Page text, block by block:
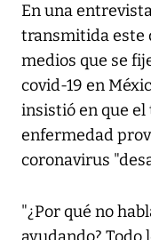
En una
transmitida este
medios que se
covid-19 en
insistió en que el
enfermedad
coronavirus
"¿Por qué no